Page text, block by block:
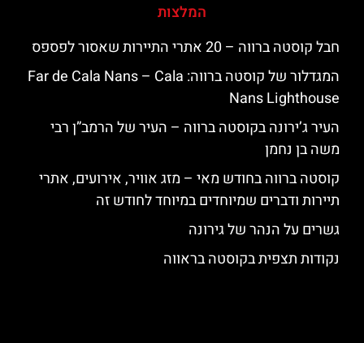
המלצות
חבל קוסטה ברווה – 20 אתרי התיירות שאסור לפספס
המגדלור של קוסטה ברווה: ‪‪Far de Cala Nans – Cala
Nans Lighthouse‬‬
העיר ג’ירונה בקוסטה ברווה – העיר של הרמב”ן רבי
משה בן נחמן
קוסטה ברווה בחודש מאי – מזג אוויר, אירועים, אתרי
תיירות ודברים שמיוחדים במיוחד לחודש זה
גשרים על הנהר של גירונה
נקודות תצפית בקוסטה בראווה